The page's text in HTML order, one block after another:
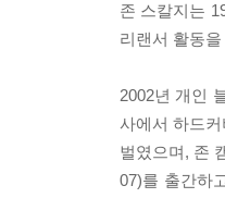
존 스칼지는
리랜서 활동
2002년 개인
사에서 하드
벌였으며, 존
07)를 출간하